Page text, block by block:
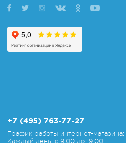
+7 (495) 763-77-27
График работы интернет-магазина:
Каждый день: с 9:00 до 19:00